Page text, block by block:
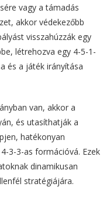
vagy a támadás
akkor védekezőbb
visszahúzzák egy
létrehozva egy 4-5-1-
és a játék irányítása
van, akkor a
és utasíthatják a
hatékonyan
3-3-as formációvá. Ezek
dinamikusan
stratégiájára.